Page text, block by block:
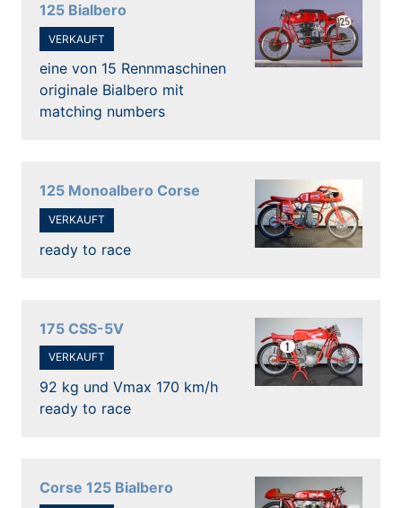
125 Bialbero
VERKAUFT
eine von 15 Rennmaschinen
originale Bialbero mit
matching numbers
125 Monoalbero Corse
VERKAUFT
ready to race
175 CSS-5V
VERKAUFT
92 kg und Vmax 170 km/h
ready to race
Corse 125 Bialbero